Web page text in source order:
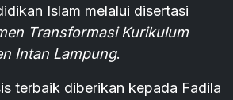
Islam melalui disertasi
Transformasi Kurikulum
Intan Lampung.
terbaik diberikan kepada Fadila